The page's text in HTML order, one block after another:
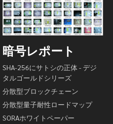
暗号レポート
SHA-256にサトシの正体 - デジ
タルゴールドシリーズ
分散型ブロックチェーン
分散型量子耐性ロードマップ
SORAホワイトペーパー